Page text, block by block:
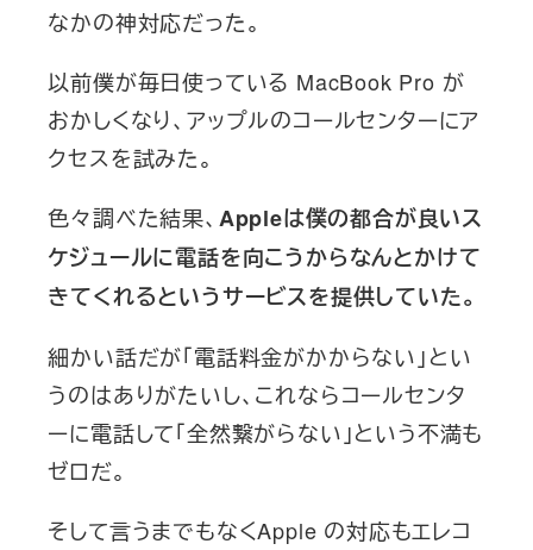
なかの神対応だった。
以前僕が毎日使っている MacBook Pro が
おかしくなり、アップルのコールセンターにア
クセスを試みた。
色々調べた結果、 Appleは僕の都合が良いス
ケジュールに電話を向こうからなんとかけて
きてくれるというサービスを提供していた。
細かい話だが「電話料金がかからない」とい
うのはありがたいし、これならコールセンタ
ーに電話して「全然繋がらない」という不満も
ゼロだ。
そして言うまでもなくApple の対応もエレコ